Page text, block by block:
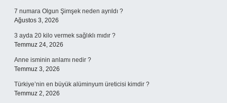
7 numara Olgun Şimşek neden ayrıldı ?
Ağustos 3, 2026
3 ayda 20 kilo vermek sağlıklı mıdır ?
Temmuz 24, 2026
Anne isminin anlamı nedir ?
Temmuz 3, 2026
Türkiye’nin en büyük alüminyum üreticisi kimdir ?
Temmuz 2, 2026